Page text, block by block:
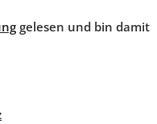
gelesen und bin damit